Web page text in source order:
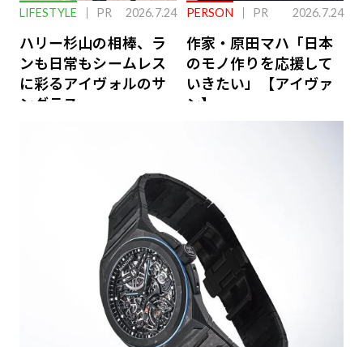
LIFESTYLE PR 2026.7.24
ハリー杉山の相棒、ラ
ンも日常もシームレス
に彩るアイヴォルのサ
ングラス
PERSON PR 2026.7.24
作家・原田マハ「日本
のモノ作りを応援して
いきたい」【アイヴァ
ン】